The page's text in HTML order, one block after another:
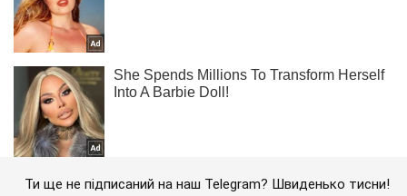
Ти ще не підписаний на наш Telegram? Швиденько тисни!